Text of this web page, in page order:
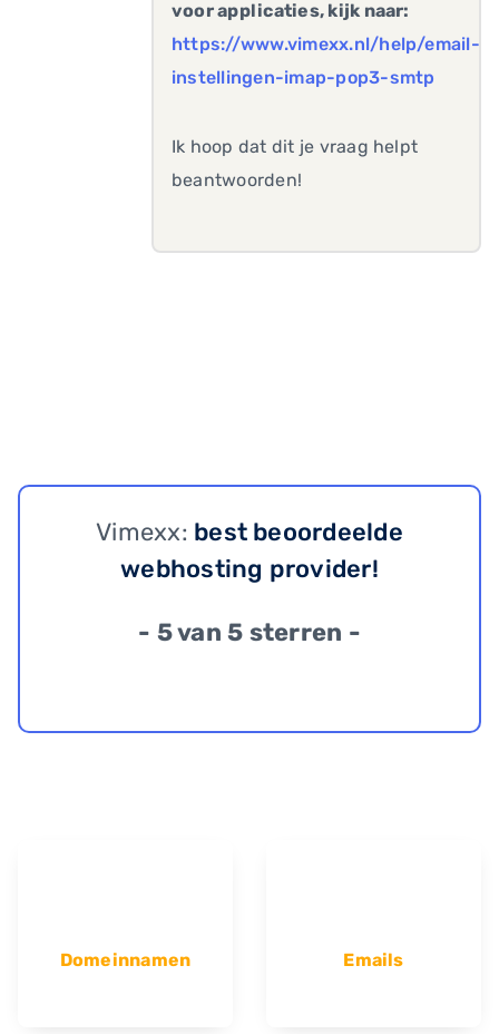
voor applicaties, kijk naar:
https://www.vimexx.nl/help/email-
instellingen-imap-pop3-smtp
Ik hoop dat dit je vraag helpt
beantwoorden!
Vimexx: best beoordeelde
webhosting provider!
- 5 van 5 sterren -
Domeinnamen Emails